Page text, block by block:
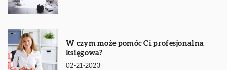
W czym może pomóc Ci profesjonalna
księgowa?
02-21-2023